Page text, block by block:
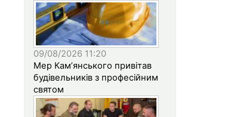
09/08/2026 11:20
Мер Кам’янського привітав
будівельників з професійним
святом